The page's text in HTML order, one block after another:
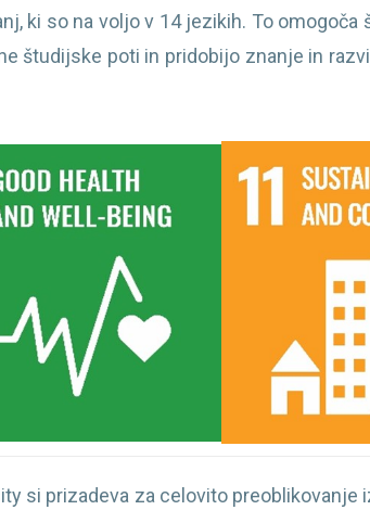
ki so na voljo v 14 jezikih. To
študijske poti in pridobijo znanje in
si prizadeva za celovito